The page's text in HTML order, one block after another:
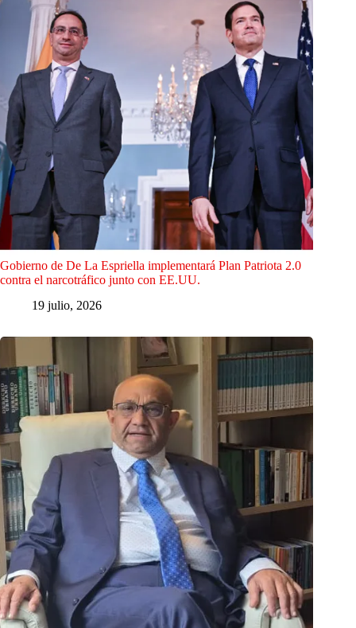
Gobierno de De La Espriella implementará Plan Patriota 2.0
contra el narcotráfico junto con EE.UU.
19 julio, 2026